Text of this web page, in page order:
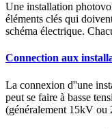
Une installation
éléments clés qui
schéma électrique.
Connection aux
La connexion d''une
peut se faire à basse
(généralement 15kV ou